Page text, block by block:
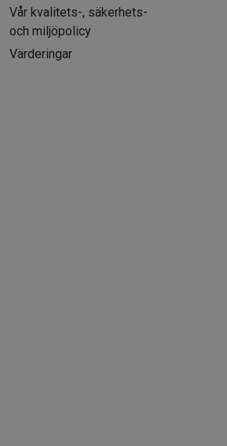
Vår kvalitets-, säkerhets-
och miljöpolicy
Värderingar